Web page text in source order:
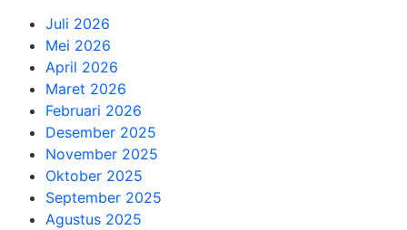
Juli 2026
Mei 2026
April 2026
Maret 2026
Februari 2026
Desember 2025
November 2025
Oktober 2025
September 2025
Agustus 2025